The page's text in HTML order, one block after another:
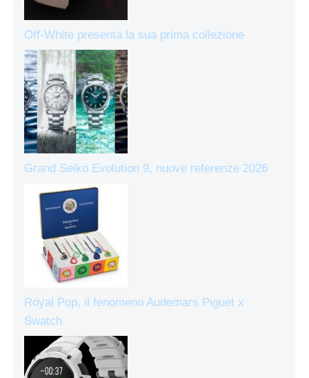
Off-White presenta la sua prima collezione
Grand Seiko Evolution 9, nuove referenze 2026
Royal Pop, il fenomeno Audemars Piguet x
Swatch